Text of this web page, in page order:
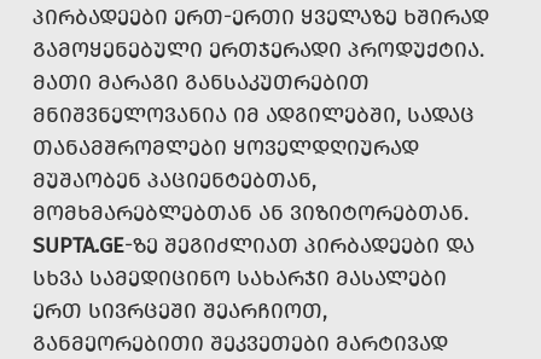
ᲞᲘᲠᲑᲐᲓᲔᲔᲑᲘ ᲔᲠᲗ-ᲔᲠᲗᲘ ᲧᲕᲔᲚᲐᲖᲔ ᲮᲨᲘᲠᲐᲓ
ᲒᲐᲛᲝᲧᲔᲜᲔᲑᲣᲚᲘ ᲔᲠᲗᲯᲔᲠᲐᲓᲘ ᲞᲠᲝᲓᲣᲥᲢᲘᲐ.
ᲛᲐᲗᲘ ᲛᲐᲠᲐᲒᲘ ᲒᲐᲜᲡᲐᲙᲣᲗᲠᲔᲑᲘᲗ
ᲛᲜᲘᲨᲕᲜᲔᲚᲝᲕᲐᲜᲘᲐ ᲘᲛ ᲐᲓᲒᲘᲚᲔᲑᲨᲘ, ᲡᲐᲓᲐᲪ
ᲗᲐᲜᲐᲛᲨᲠᲝᲛᲚᲔᲑᲘ ᲧᲝᲕᲔᲚᲓᲦᲘᲣᲠᲐᲓ
ᲛᲣᲨᲐᲝᲑᲔᲜ ᲞᲐᲪᲘᲔᲜᲢᲔᲑᲗᲐᲜ,
ᲛᲝᲛᲮᲛᲐᲠᲔᲑᲚᲔᲑᲗᲐᲜ ᲐᲜ ᲕᲘᲖᲘᲢᲝᲠᲔᲑᲗᲐᲜ.
SUPTA.GE-ᲖᲔ ᲨᲔᲒᲘᲫᲚᲘᲐᲗ ᲞᲘᲠᲑᲐᲓᲔᲔᲑᲘ ᲓᲐ
ᲡᲮᲕᲐ ᲡᲐᲛᲔᲓᲘᲪᲘᲜᲝ ᲡᲐᲮᲐᲠᲯᲘ ᲛᲐᲡᲐᲚᲔᲑᲘ
ᲔᲠᲗ ᲡᲘᲕᲠᲪᲔᲨᲘ ᲨᲔᲐᲠᲩᲘᲝᲗ,
ᲒᲐᲜᲛᲔᲝᲠᲔᲑᲘᲗᲘ ᲨᲔᲙᲕᲔᲗᲔᲑᲘ ᲛᲐᲠᲢᲘᲕᲐᲓ